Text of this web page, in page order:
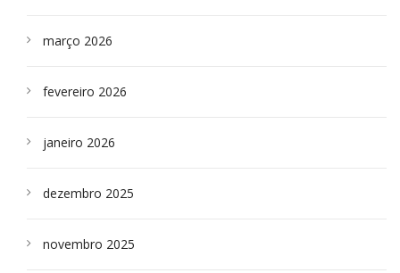
março 2026
fevereiro 2026
janeiro 2026
dezembro 2025
novembro 2025